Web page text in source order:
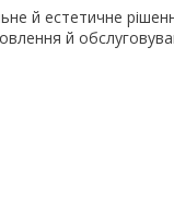
й естетичне
й